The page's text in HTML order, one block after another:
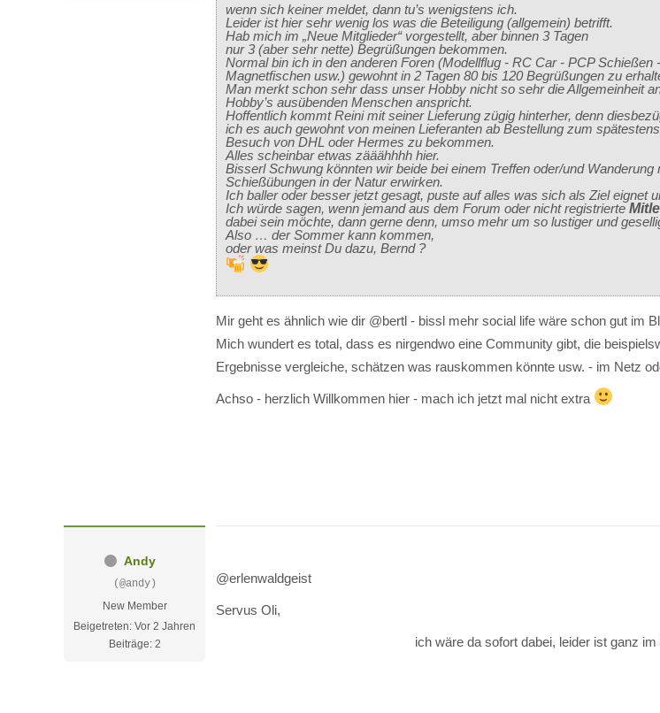
wenn sich keiner meldet, dann tu’s wenigstens ich.
Leider ist hier sehr wenig los was die Beteiligung (allgemein) betrifft.
Hab mich im „Neue Mitglieder“ vorgestellt, aber binnen 3 Tagen
nur 3 (aber sehr nette) Begrüßungen bekommen.
Normal bin ich in den anderen Foren (Modellflug - RC Car - PCP Schießen -
Magnetfischen usw.) gewohnt in 2 Tagen 80 bis 120 Begrüßungen zu
Man merkt schon sehr dass unser Hobby nicht so sehr die Allgemeinheit
Hobby’s ausübenden Menschen anspricht.
Hoffentlich kommt Reini mit seiner Lieferung zügig hinterher, denn
ich es auch gewohnt von meinen Lieferanten ab Bestellung zum
Besuch von DHL oder Hermes zu bekommen.
Alles scheinbar etwas zääähhhh hier.
Bisserl Schwung könnten wir beide bei einem Treffen oder/und Wanderung
Schießübungen in der Natur erwirken.
Ich baller oder besser jetzt gesagt, puste auf alles was sich als Ziel eignet
Ich würde sagen, wenn jemand aus dem Forum oder nicht registrierte
dabei sein möchte, dann gerne denn, umso mehr um so lustiger und
Also … der Sommer kann kommen,
oder was meinst Du dazu, Bernd ?
Mir geht es ähnlich wie dir @bertl - bissl mehr social life wäre schon gut im
Mich wundert es total, dass es nirgendwo eine Community gibt, die
Ergebnisse vergleiche, schätzen was rauskommen könnte usw. - im Netz
Achso - herzlich Willkommen hier - mach ich jetzt mal nicht extra
Andy
(@andy)
New Member
Beigetreten: Vor 2 Jahren
Beiträge: 2
@erlenwaldgeist
Servus Oli,
ich wäre da sofort dabei, leider ist ganz